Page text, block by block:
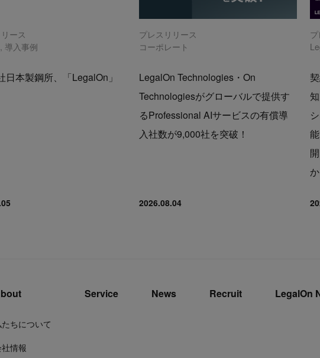
ース
導入事例
日本製鋼所、「LegalOn」
プレスリリース
コーポレート
LegalOn Technologies・On
Technologiesがグローバルで提供す
るProfessional AIサービスの有償導
入社数が9,000社を突破！
2026.08.04
ちについて
情報
Service News Recruit LegalOn